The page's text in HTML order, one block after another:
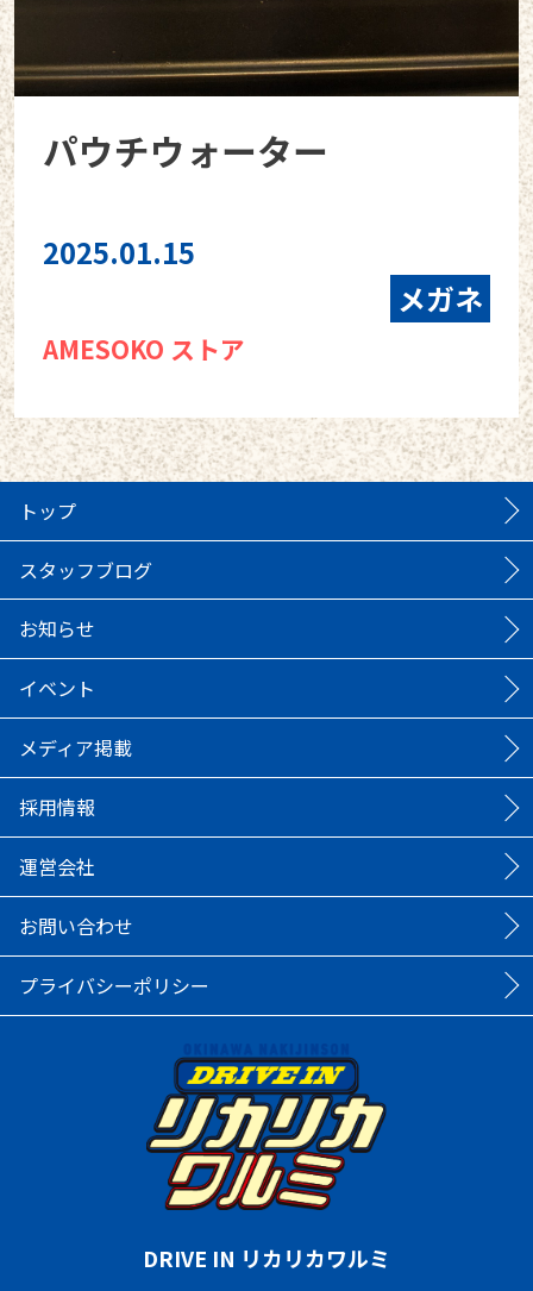
パウチウォーター
2025.01.15
メガネ
AMESOKO ストア
トップ
スタッフブログ
お知らせ
イベント
メディア掲載
採用情報
運営会社
お問い合わせ
プライバシーポリシー
DRIVE IN リカリカワルミ